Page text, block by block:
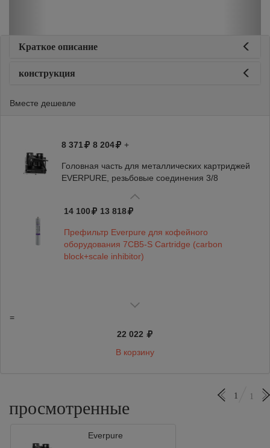
Краткое описание
конструкция
Вместе дешевле
8 371 8 204 +
Головная часть для металлических картриджей
EVERPURE, резьбовые соединения 3/8
14 100 13 818
Префильтр Everpure для кофейного
оборудования 7CB5-S Cartridge (carbon
block+scale inhibitor)
=
22 022
В корзину
просмотренные
1 1
Everpure